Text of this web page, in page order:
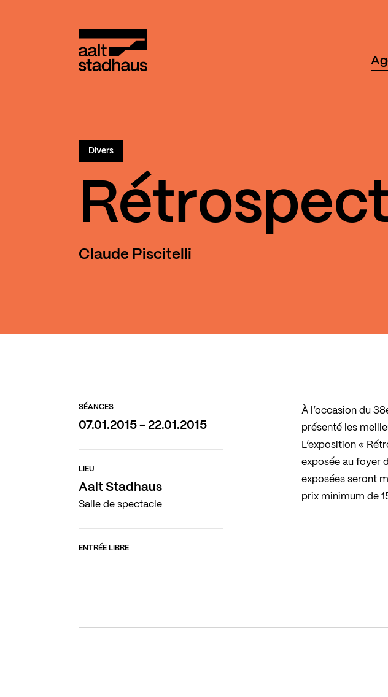
Divers
Claude Piscitelli
SÉANCES
07.01.2015 - 22.01.2015
LIEU
Aalt Stadhaus
Salle de spectacle
ENTRÉE LIBRE
À l’occasion du
présenté les
L’exposition «
exposée au foyer
exposées seront
prix minimum de